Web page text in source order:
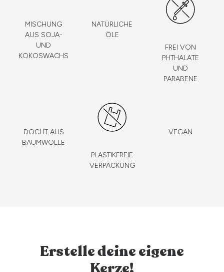
MISCHUNG
AUS SOJA-
UND
KOKOSWACHS
NATÜRLICHE
ÖLE
FREI VON
PHTHALATE
UND
PARABENE
DOCHT AUS
BAUMWOLLE
PLASTIKFREIE
VERPACKUNG
VEGAN
Erstelle deine eigene